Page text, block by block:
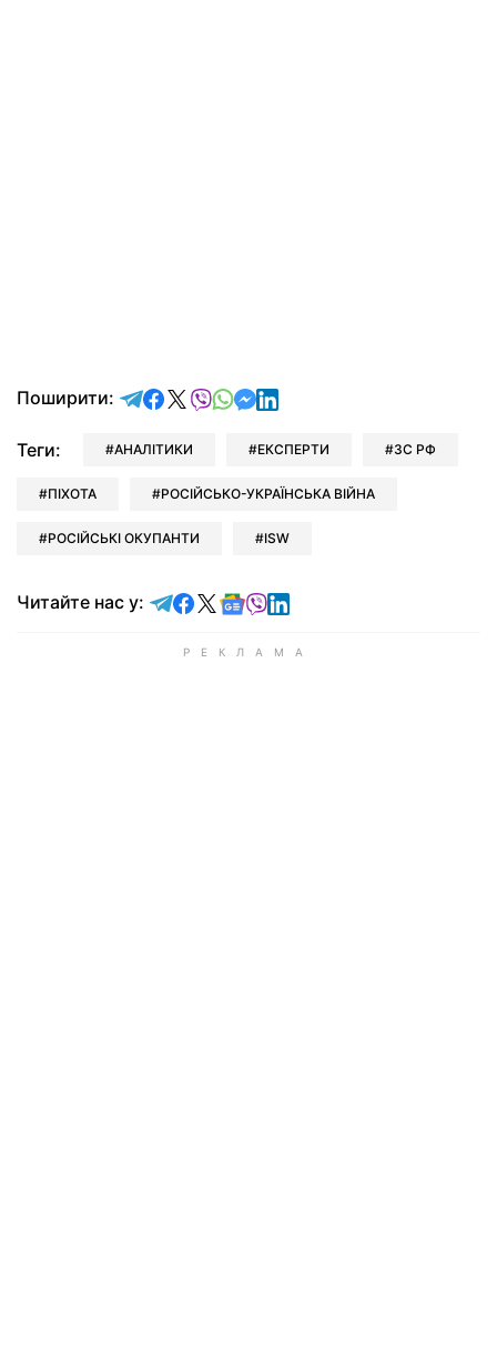
Поширити: відправити у Telegram
поділитись у Facebook
поділитись у X
відправити у Viber
відправити у Whatsapp
відправити у Messenger
відправити у LinkedIn
Теги: АНАЛІТИКИ ЕКСПЕРТИ ЗС РФ
ПІХОТА РОСІЙСЬКО-УКРАЇНСЬКА ВІЙНА
РОСІЙСЬКІ ОКУПАНТИ ISW
Читайте нас у: Читайте у Telegram
Читайте у Facebook
Читайте у X
Читайте у Google news
Читайте у Viber
Читайте у LinkedIn